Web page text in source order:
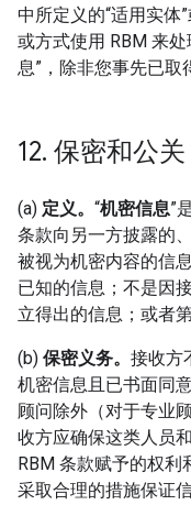
中所定义的“适用实体
或方式使用 RBM 来
息”，除非您事先已取
12. 保密和公关
(a) 定义。 “机密信息”
条款向另一方披露的
被视为机密内容的信
已知的信息；不是因
立得出的信息；或者
(b) 保密义务。 接收方
机密信息且已书面同
顾问除外（对于专业
收方应确保这类人员
RBM 条款赋予的权利
采取合理的措施保证